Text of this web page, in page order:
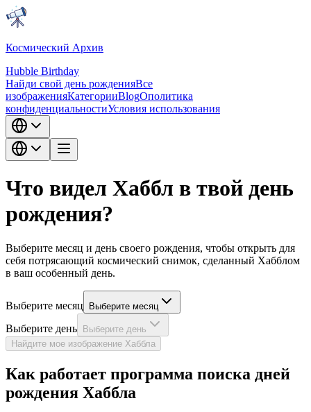
Космический Архив
Hubble Birthday
Найди свой день рожденияВсе
изображенияКатегорииBlogОполитика
конфиденциальностиУсловия использования
Что видел Хаббл в твой день
рождения?
Выберите месяц и день своего рождения, чтобы открыть для
себя потрясающий космический снимок, сделанный Хабблом
в ваш особенный день.
Выберите месяц Выберите месяц
Выберите день
Выберите день
Найдите мое изображение Хаббла
Как работает программа поиска дней
рождения Хаббла